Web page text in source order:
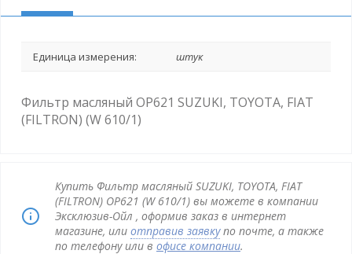
Единица измерения: штук
Фильтр масляный OP621 SUZUKI, TOYOTA, FIAT
(FILTRON) (W 610/1)
Купить Фильтр масляный SUZUKI, TOYOTA, FIAT
(FILTRON) OP621 (W 610/1) вы можете в компании
Эксклюзив-Ойл , оформив заказ в интернет
магазине, или отправив заявкупо почте, а также
по телефону или в офисе компании.